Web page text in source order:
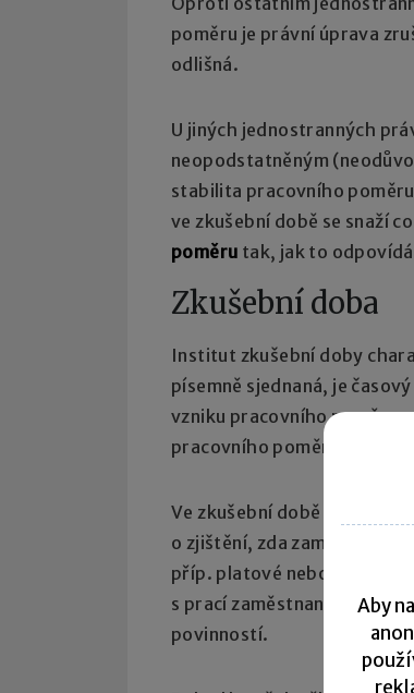
poměru je právní úprava
odlišná.
U jiných jednostranných
neopodstatněným
stabilita pracovního
ve zkušební době se snaží
poměru tak, jak to
Zkušební doba
Institut zkušební doby
písemně sjednaná, je
vzniku pracovního poměru;
pracovního poměru mohli
Ve zkušební době půjde
o zjištění, zda zaměstnanci
příp. platové nebo jiné
s prací zaměstnance a
povinností.
Aby